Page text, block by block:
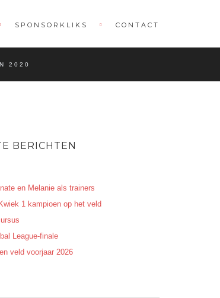
SPONSORKLIKS CONTACT
2020
BERICHTEN
en Melanie als trainers
1 kampioen op het veld
League-finale
veld voorjaar 2026